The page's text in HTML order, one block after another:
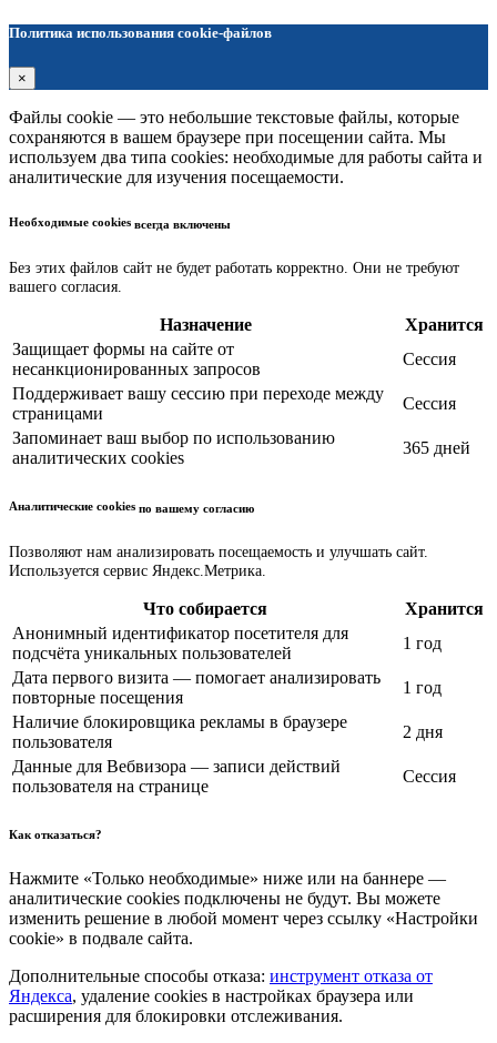
Политика использования cookie-файлов
×
Файлы cookie — это небольшие текстовые файлы, которые
сохраняются в вашем браузере при посещении сайта. Мы
используем два типа cookies: необходимые для работы сайта и
аналитические для изучения посещаемости.
Необходимые cookies всегда включены
Без этих файлов сайт не будет работать корректно. Они не требуют
вашего согласия.
Назначение
Хранится
Защищает формы на сайте от
несанкционированных запросов
Сессия
Поддерживает вашу сессию при переходе между
страницами
Сессия
Запоминает ваш выбор по использованию
аналитических cookies
365 дней
Аналитические cookies по вашему согласию
Позволяют нам анализировать посещаемость и улучшать сайт.
Используется сервис Яндекс.Метрика.
Что собирается
Хранится
Анонимный идентификатор посетителя для
подсчёта уникальных пользователей
1 год
Дата первого визита — помогает анализировать
повторные посещения
1 год
Наличие блокировщика рекламы в браузере
пользователя
2 дня
Данные для Вебвизора — записи действий
пользователя на странице
Сессия
Как отказаться?
Нажмите «Только необходимые» ниже или на баннере —
аналитические cookies подключены не будут. Вы можете
изменить решение в любой момент через ссылку «Настройки
cookie» в подвале сайта.
Дополнительные способы отказа: инструмент отказа от
Яндекса, удаление cookies в настройках браузера или
расширения для блокировки отслеживания.